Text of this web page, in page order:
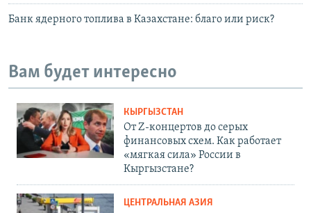
Банк ядерного топлива в Казахстане: благо или риск?
Вам будет интересно
КЫРГЫЗСТАН
От Z-концертов до серых
финансовых схем. Как работает
«мягкая сила» России в
Кыргызстане?
ЦЕНТРАЛЬНАЯ АЗИЯ